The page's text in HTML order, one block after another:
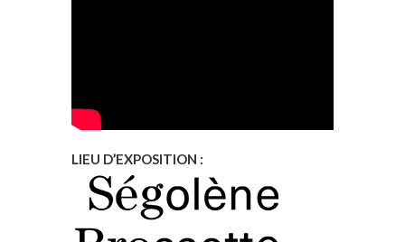
LIEU D’EXPOSITION :